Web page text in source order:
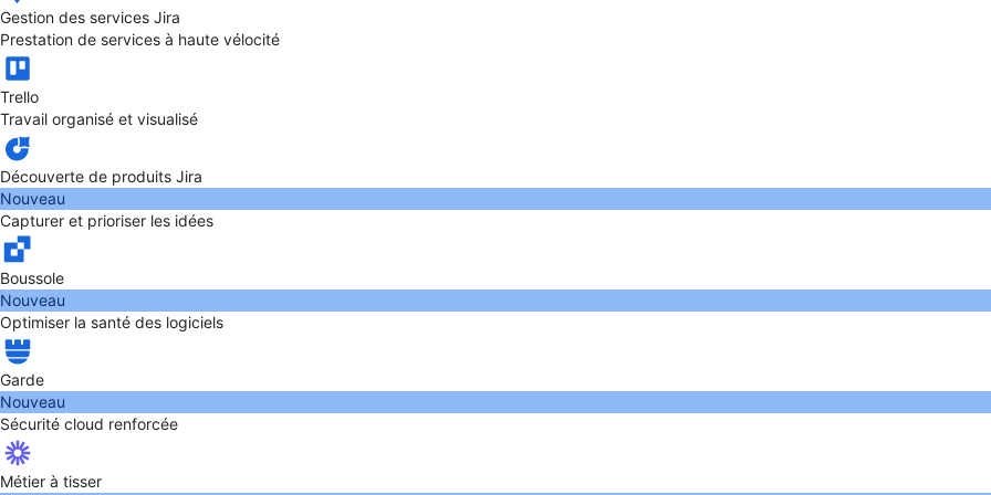
Gestion des services Jira
Prestation de services à haute vélocité
Trello
Travail organisé et visualisé
Découverte de produits Jira
Nouveau
Capturer et prioriser les idées
Boussole
Nouveau
Optimiser la santé des logiciels
Garde
Nouveau
Sécurité cloud renforcée
Métier à tisser